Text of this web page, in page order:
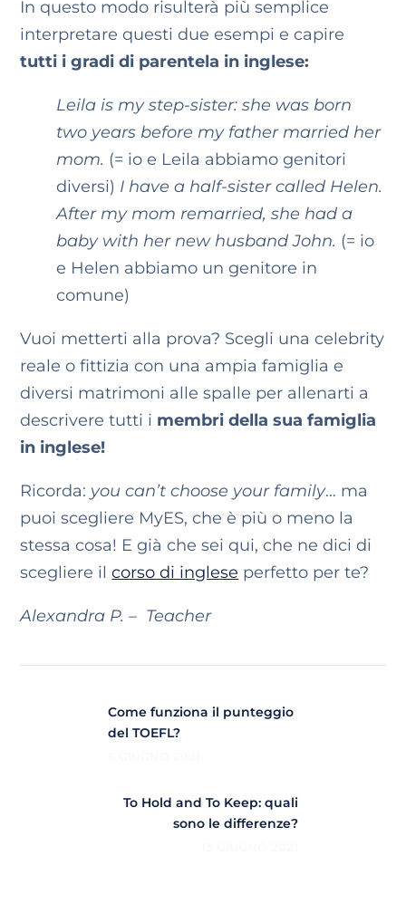
In questo modo risulterà più semplice
interpretare questi due esempi e capire
tutti i gradi di parentela in inglese:
Leila is my step-sister: she was born
two years before my father married her
mom. (= io e Leila abbiamo genitori
diversi) I have a half-sister called Helen.
After my mom remarried, she had a
baby with her new husband John. (= io
e Helen abbiamo un genitore in
comune)
Vuoi metterti alla prova? Scegli una celebrity
reale o fittizia con una ampia famiglia e
diversi matrimoni alle spalle per allenarti a
descrivere tutti i membri della sua famiglia
in inglese!
Ricorda: you can’t choose your family… ma
puoi scegliere MyES, che è più o meno la
stessa cosa! E già che sei qui, che ne dici di
scegliere ilcorso di inglese perfetto per te?
Alexandra P. – Teacher
Come funziona il punteggio
del TOEFL?
To Hold and To Keep: quali
sono le differenze?